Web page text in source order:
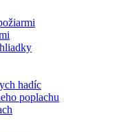
hadíc
poplachu